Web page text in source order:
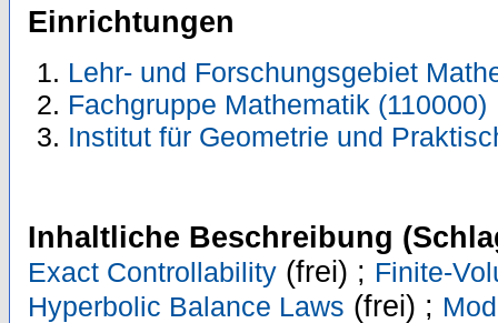
Einrichtungen
Lehr- und Forschungsgebiet
Fachgruppe Mathematik (110000)
Institut für Geometrie und
Inhaltliche Beschreibung
Exact Controllability (frei) ; Finite-
Hyperbolic Balance Laws (frei) ;